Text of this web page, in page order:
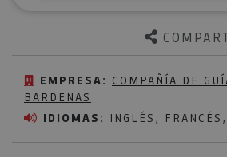
EMPRESA: COMPAÑÍA DE
BARDENAS
IDIOMAS: INGLÉS,